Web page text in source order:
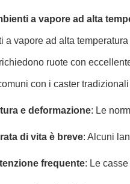
a vapore ad alta
a vapore ad alta
ruote con
con i caster
e deformazione: Le
di vita è breve: Alcuni
frequente: Le